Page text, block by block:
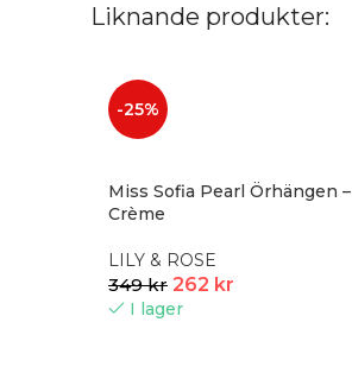
Liknande produkter:
-25%
Miss Sofia Pearl Örhängen –
Crème
LILY & ROSE
349kr 262 kr
I lager